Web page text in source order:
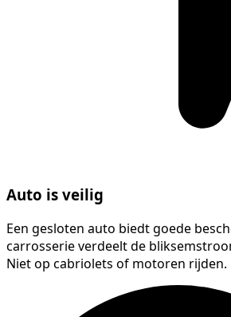
Auto is veilig
Een gesloten auto biedt goede
carrosserie verdeelt de
Niet op cabriolets of motoren rijden.